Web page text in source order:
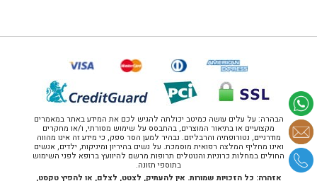
הבהרה: על עלים עושה כמיטב יכולתה להגיש לכם את המידע באתר במאמרים
מקצועיים או בתיאור המוצרים, בהתבסס על שימוש מסורתי, ו/או מחקרים
מודרניים, נטורופתיה והרבליזם. נבהיר למען הסר ספק, כי מידע זה אינו מהווה
ואינו מחליף המלצה רפואית מוסמכת. על נשים בהיריון ומיניקות, ילדים, אנשים
החולים במחלות כרוניות והנוטלים תרופות מרשם להיוועץ ברופא לפני השימוש
בתוספי תזונה.
אזהרה: כל הזכויות שמורות. אין להעתיק, לצטט, לצלם, או להפיץ טקסט,